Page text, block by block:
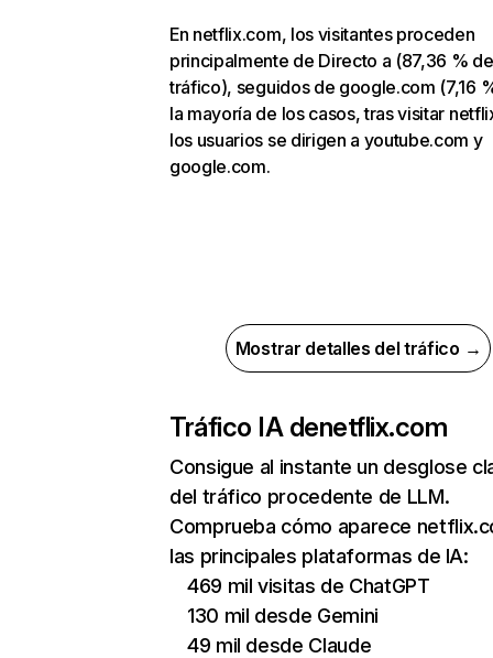
En netflix.com, los visitantes proceden
principalmente de Directo a (87,36 % de
tráfico), seguidos de google.com (7,16
la mayoría de los casos, tras visitar
los usuarios se dirigen a youtube.com y
google.com.
Mostrar detalles del tráfico →
Tráfico IA denetflix.com
Consigue al instante un desglose
del tráfico procedente de LLM.
Comprueba cómo aparece
las principales plataformas de IA:
469 mil visitas de ChatGPT
130 mil desde Gemini
49 mil desde Claude